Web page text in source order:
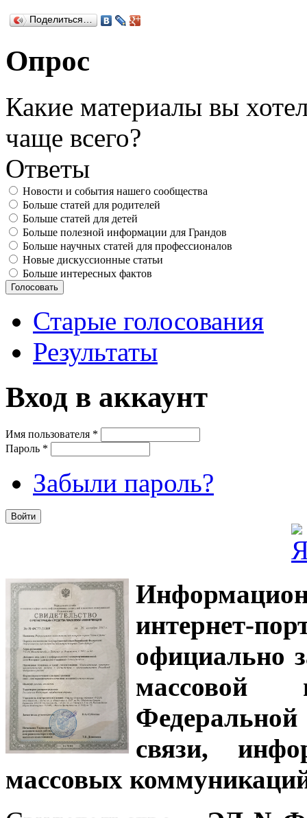
Поделиться…
Опрос
Какие материалы вы
чаще всего?
Ответы
Новости и события нашего сообщества
Больше статей для родителей
Больше статей для детей
Больше полезной информации для Грандов
Больше научных статей для профессионалов
Новые дискуссионные статьи
Больше интересных фактов
Старые голосования
Результаты
Вход в аккаунт
Имя пользователя *
Пароль *
Забыли пароль?
интернет-
официально
связи,
массовых